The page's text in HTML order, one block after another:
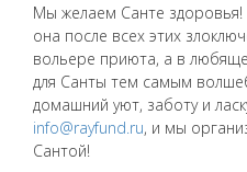
Мы желаем Санте
она после всех этих
вольере приюта, а в
для Санты тем самым
домашний уют, заботу и
info@rayfund.ru, и мы
Сантой!